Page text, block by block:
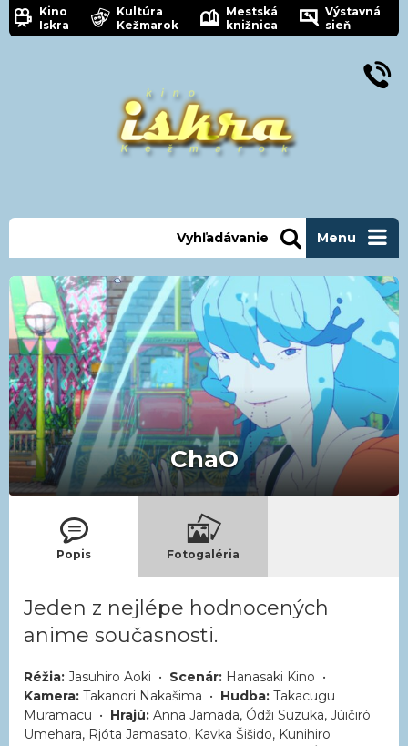
Kino
Iskra
Kultúra
Kežmarok
Mestská
knižnica
Výstavná
sieň
Menu
Vyhľadávanie
ChaO
Popis Fotogaléria
Jeden z nejlépe hodnocených
anime současnosti.
Réžia: Jasuhiro Aoki • Scenár: Hanasaki Kino •
Kamera: Takanori Nakašima • Hudba: Takacugu
Muramacu • Hrajú: Anna Jamada, Ódži Suzuka, Júičiró
Umehara, Rjóta Jamasato, Kavka Šišido, Kunihiro